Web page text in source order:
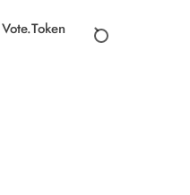
Vote.Token